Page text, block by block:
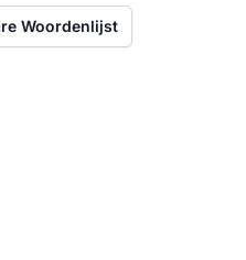
Woordenlijst